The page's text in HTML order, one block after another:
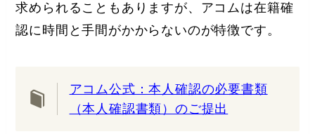
求められることもありますが、アコムは在籍確
認に時間と手間がかからないのが特徴です。
アコム公式：本人確認の必要書類
（本人確認書類）のご提出